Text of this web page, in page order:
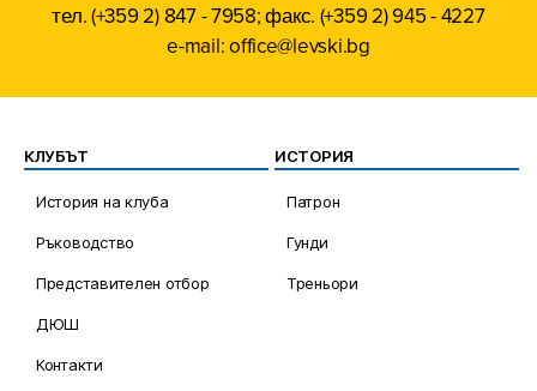
тел. (+359 2) 847 - 7958; факс. (+359 2) 945 - 4227
e-mail: office@levski.bg
КЛУБЪТ
История на клуба
Ръководство
Представителен отбор
ДЮШ
Контакти
ИСТОРИЯ
Патрон
Гунди
Треньори